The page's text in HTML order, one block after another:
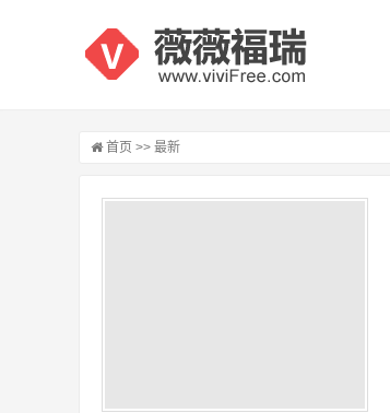
首页 >> 最新